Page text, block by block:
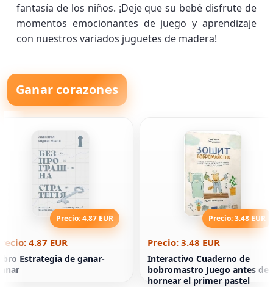
fantasía de los niños. ¡Deje que su bebé disfrute de
momentos emocionantes de juego y aprendizaje
con nuestros variados juguetes de madera!
Ganar corazones
Precio: 4.87 EUR
4.87 EUR
Estrategia de ganar-
Precio: 3.48 EUR
Precio: 3.48 EUR
Interactivo Cuaderno de
bobromastro Juego antes de
hornear el primer pastel